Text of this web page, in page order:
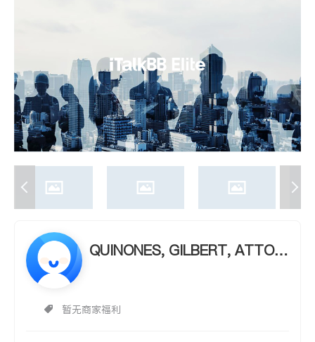
养老 非盈利组织
QUINONES, GILBERT, ATTOR
暂无商家福利